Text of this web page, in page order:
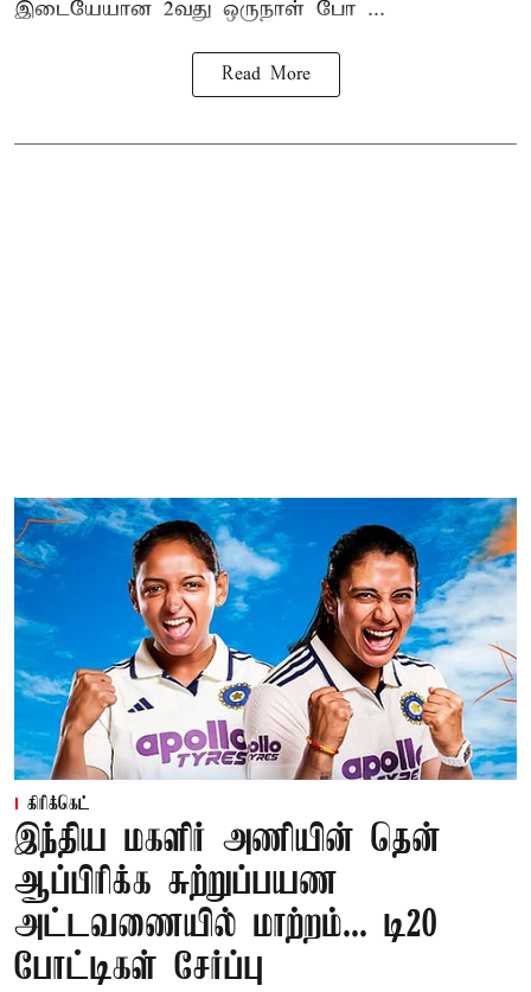
இடையேயான 2வது ஒருநாள் போ ...
Read More
கிரிக்கெட்
இந்திய மகளிர் அணியின் தென்
ஆப்பிரிக்க சுற்றுப்பயண
அட்டவணையில் மாற்றம்... டி20
போட்டிகள் சேர்ப்பு